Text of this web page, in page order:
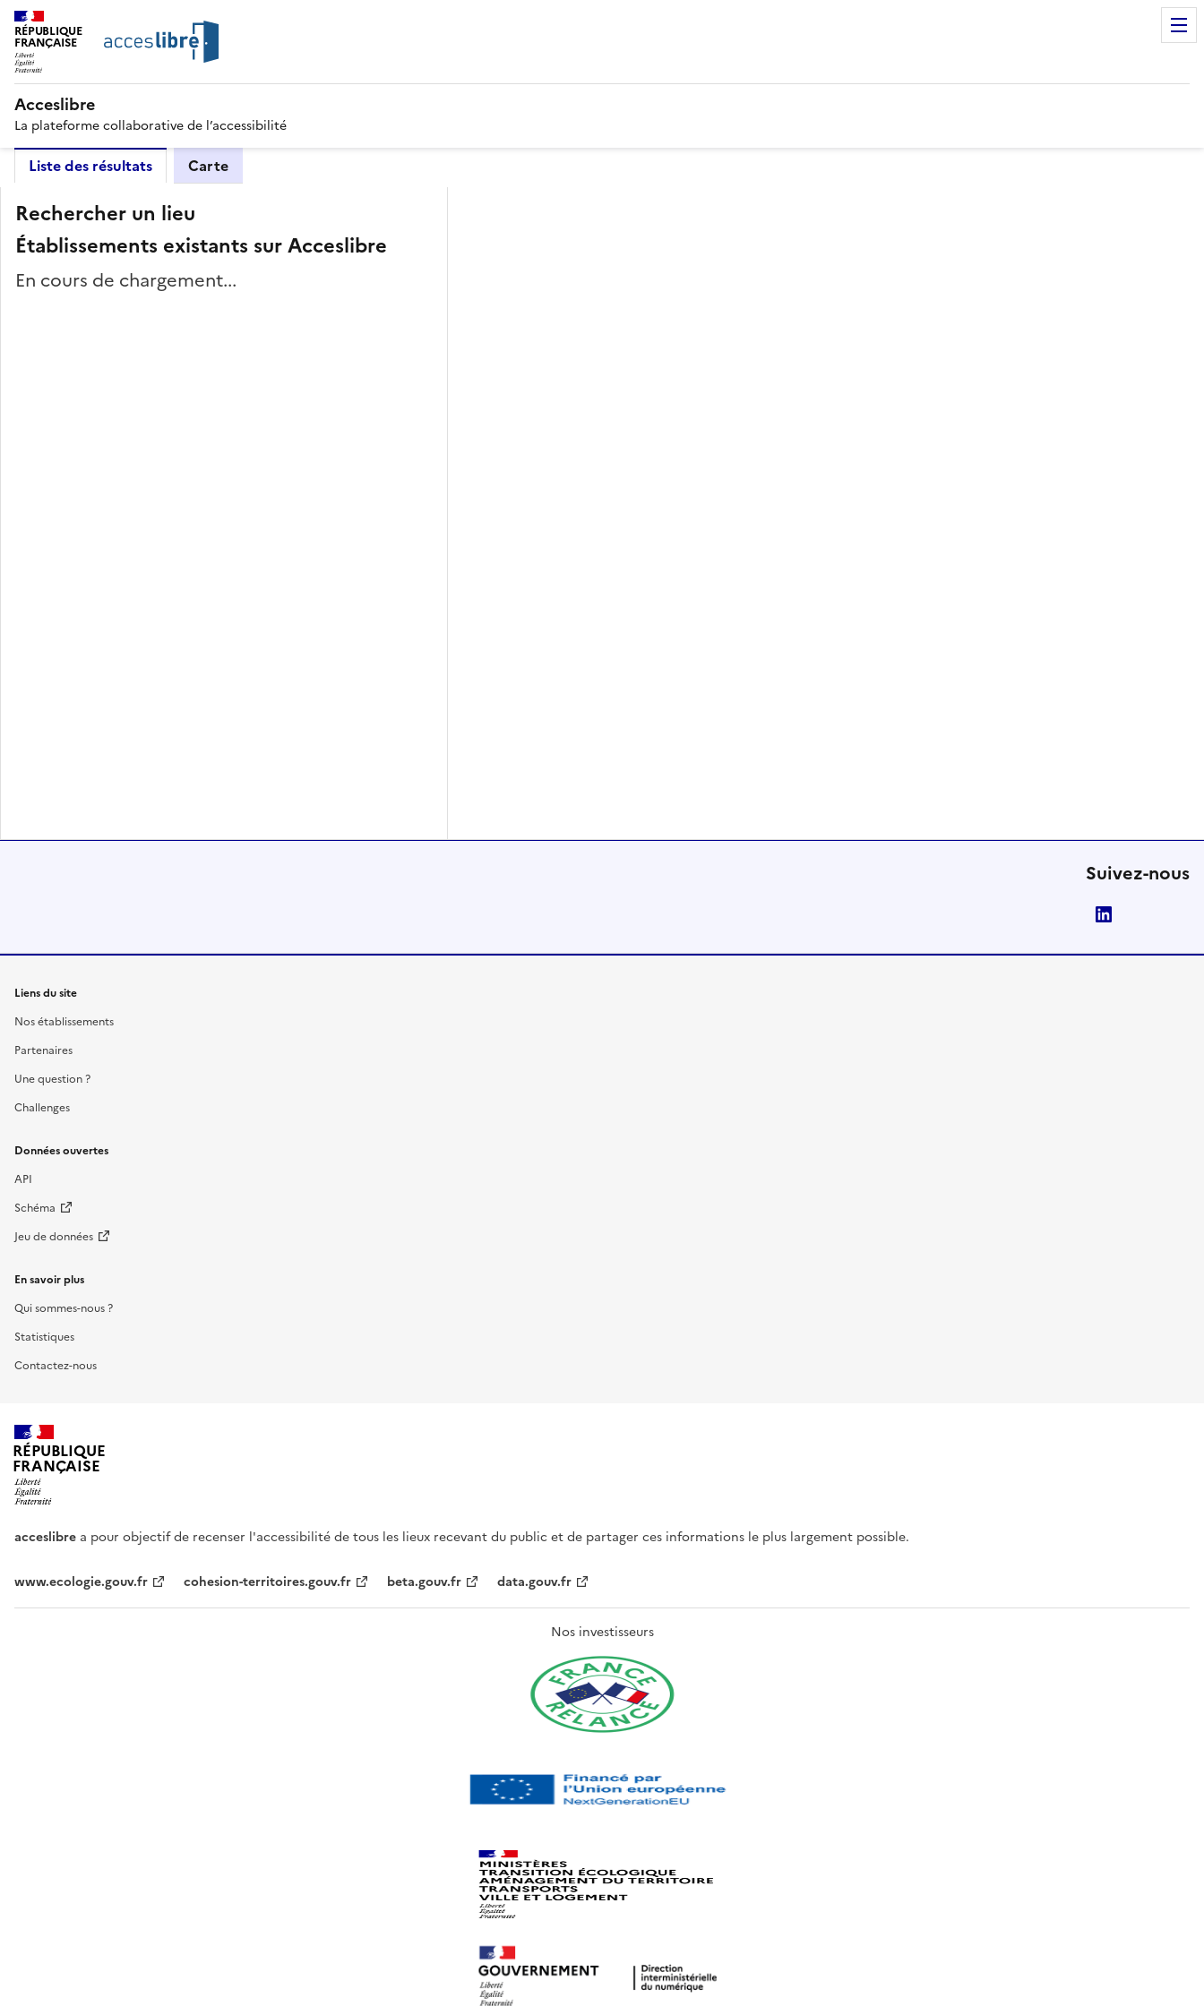
RÉPUBLIQUE
FRANÇAISE
Acceslibre
La plateforme collaborative de l’accessibilité
Liste des résultats Carte
Rechercher un lieu
Établissements existants sur Acceslibre
En cours de chargement...
Suivez-nous
Liens du site
Nos établissements
Partenaires
Une question ?
Challenges
Données ouvertes
API
Schéma
Jeu de données
En savoir plus
Qui sommes-nous ?
Statistiques
Contactez-nous
RÉPUBLIQUE
FRANÇAISE
acceslibre a pour objectif de recenser l'accessibilité de tous les lieux recevant du public et de partager ces informations le plus largement possible.
www.ecologie.gouv.fr cohesion-territoires.gouv.fr beta.gouv.fr data.gouv.fr
Nos investisseurs